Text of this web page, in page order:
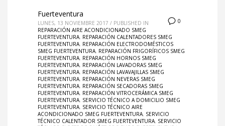
0
Fuerteventura
LUNES, 13 NOVIEMBRE 2017 / PUBLISHED IN
REPARACIÓN AIRE ACONDICIONADO SMEG
FUERTEVENTURA, REPARACIÓN CALENTADORES SMEG
FUERTEVENTURA, REPARACIÓN ELECTRODOMÉSTICOS
SMEG FUERTEVENTURA, REPARACIÓN FRIGORÍFICOS SMEG
FUERTEVENTURA, REPARACIÓN HORNOS SMEG
FUERTEVENTURA, REPARACIÓN LAVADORAS SMEG
FUERTEVENTURA, REPARACIÓN LAVAVAJILLAS SMEG
FUERTEVENTURA, REPARACIÓN NEVERAS SMEG
FUERTEVENTURA, REPARACIÓN SECADORAS SMEG
FUERTEVENTURA, REPARACIÓN VITROCERÁMICA SMEG
FUERTEVENTURA, SERVICIO TÉCNICO A DOMICILIO SMEG
FUERTEVENTURA, SERVICIO TÉCNICO AIRE
ACONDICIONADO SMEG FUERTEVENTURA, SERVICIO
TÉCNICO CALENTADOR SMEG FUERTEVENTURA, SERVICIO